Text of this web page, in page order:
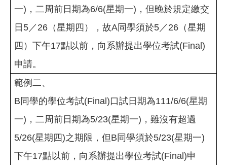
一) ，二周前日期為6/6(星期一) ，但晚於規定繳交
日5／26（星期四） ，故A 同學須於5／26（星期
四）下午17點以前，向系辦提出學位考試(Final)
申請。
範例二、
B 同學的學位考試(Final)口試日期為111/6/6(星期
一) ，二周前日期為5/23(星期一) ，雖沒有超過
5/26(星期四)之期限，但B 同學須於5/23(星期一)
下午17點以前，向系辦提出學位考試(Final)申